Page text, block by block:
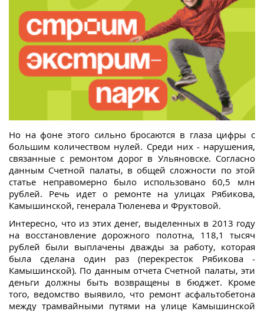
Но на фоне этого сильно бросаются в глаза цифры с
большим количеством нулей. Среди них - нарушения,
связанные с ремонтом дорог в Ульяновске. Согласно
данным Счетной палаты, в общей сложности по этой
статье неправомерно было использовано 60,5 млн
рублей. Речь идет о ремонте на улицах Рябикова,
Камышинской, генерала Тюленева и Фруктовой.
Интересно, что из этих денег, выделенных в 2013 году
на восстановление дорожного полотна, 118,1 тысяч
рублей были выплачены дважды за работу, которая
была сделана один раз (перекресток Рябикова -
Камышинской). По данным отчета Счетной палаты, эти
деньги должны быть возвращены в бюджет. Кроме
того, ведомство выявило, что ремонт асфальтобетона
между трамвайными путями на улице Камышинской